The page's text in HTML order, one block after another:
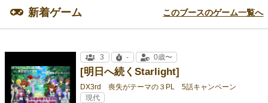
新着ゲーム このブースのゲーム一覧へ
[明日へ続くStarlight]
DX3rd 喪失がテーマの３PL 5話キャンペーン
3 - 0歳〜
現代